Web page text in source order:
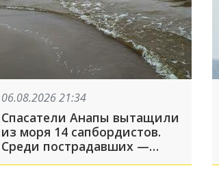
06.08.2026 21:34
Спасатели Анапы вытащили
из моря 14 сапбордистов.
Среди пострадавших —
целая группа детей